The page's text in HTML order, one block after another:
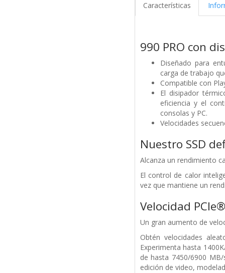
Características
990 PRO con
Diseñado para
carga de trabajo
Compatible con
El disipador
eficiencia y el
consolas y PC.
Velocidades
Nuestro SSD
Alcanza un rendimiento
El control de calor
vez que mantiene un
Velocidad
Un gran aumento de
Obtén velocidades
Experimenta hasta
de hasta 7450/6900
edición de video,